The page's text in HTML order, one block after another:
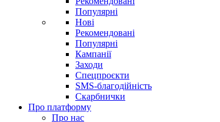
Популярні
Нові
Рекомендовані
Популярні
Кампанії
Заходи
Спецпроєкти
SMS-благодійність
Скарбнички
Про платформу
Про нас